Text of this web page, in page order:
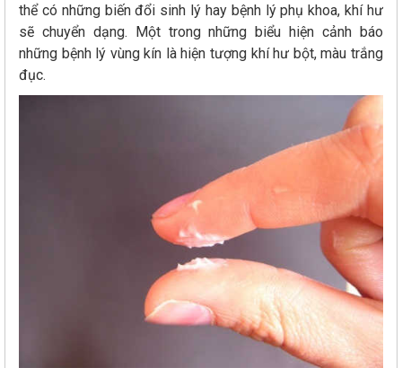
thể có những biến đổi sinh lý hay bệnh lý phụ khoa, khí hư
sẽ chuyển dạng. Một trong những biểu hiện cảnh báo
những bệnh lý vùng kín là hiện tượng khí hư bột, màu trắng
đục.